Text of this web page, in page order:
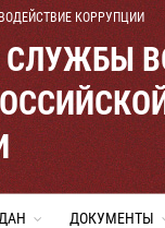
КОРРУПЦИИ
СЛУЖБЫ
ДОКУМЕНТЫ